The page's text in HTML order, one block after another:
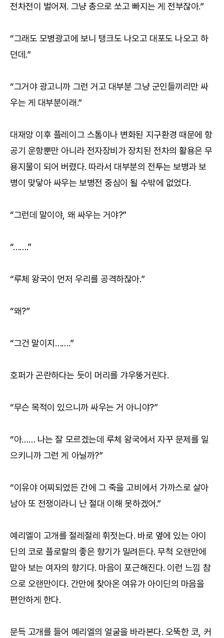
전차전이 벌어져. 그냥 총으로 쏘고 빠지는 게 전부잖아.”
“그래도 모병광고에 보니 탱크도 나오고 대포도 나오고 하
던데.”
“그거야 광고니까 그런 거고 대부분 그냥 군인들끼리만 싸
우는 게 대부분이래.”
대재앙 이후 플레이그 스톰이나 변화된 지구환경 때문에 항
공기 운항뿐만 아니라 전자장비가 장치된 전차의 활용은 무
용지물이 되어 버렸다. 따라서 대부분의 전투는 보병과 보
병이 맞닿아 싸우는 보병전 중심이 될 수밖에 없었다.
“그런데 말이야, 왜 싸우는 거야?”
“…….”
“루체 왕국이 먼저 우리를 공격하잖아.”
“왜?”
“그건 말이지…….”
호퍼가 곤란하다는 듯이 머리를 갸우뚱거린다.
“무슨 목적이 있으니까 싸우는 거 아니야?”
“아…… 나는 잘 모르겠는데 루체 왕국에서 자꾸 문제를 일
으키니까 그런 게 아닐까?”
“이유야 어찌되었든 간에 그 죽을 고비에서 가까스로 살아
남아 또 전쟁이라니 난 절대 이해 못하겠어.”
예리엘이 고개를 절레절레 휘젓는다. 바로 옆에 있는 아이
딘의 코로 플로랄의 좋은 향기가 밀려든다. 무척 오랜만에
맡아 보는 여자의 향기다. 마음이 포근해진다. 이런 느낌 참
으로 오랜만이다. 간만에 찾아온 여유가 아이딘의 마음을
편안하게 한다.
문득 고개를 들어 예리엘의 얼굴을 바라본다. 오뚝한 코, 커